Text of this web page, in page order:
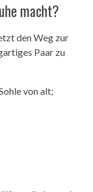
macht?
den Weg zur
Paar zu
von alt;